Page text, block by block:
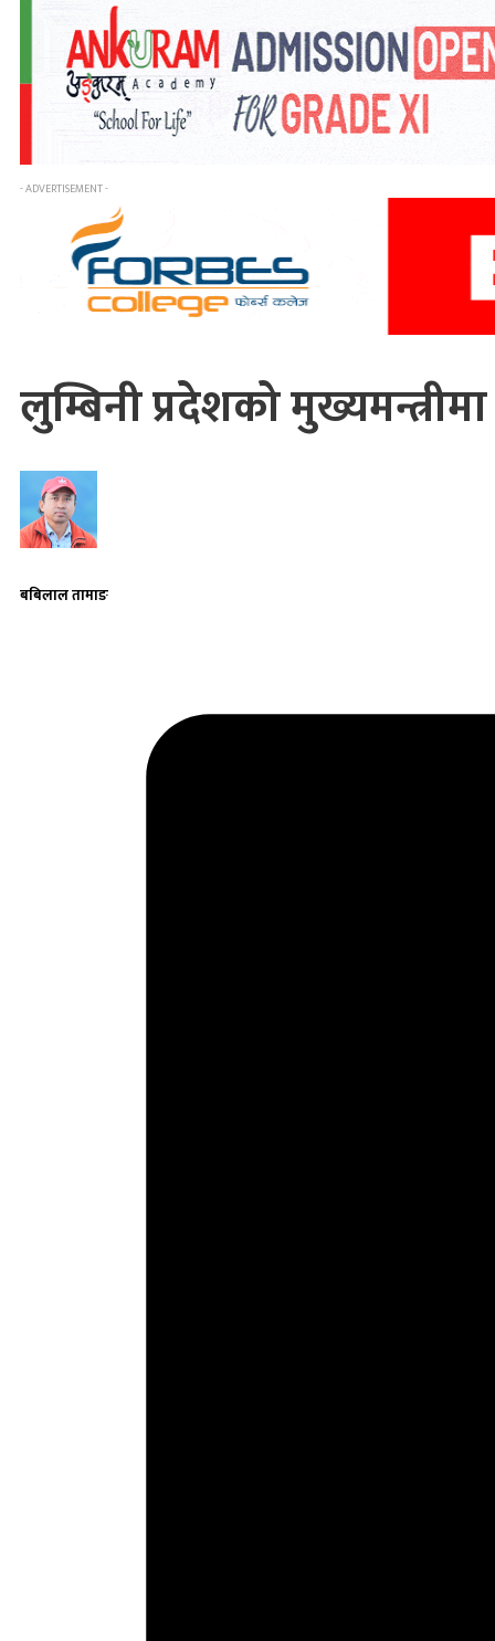
- ADVERTISEMENT -
लुम्बिनी प्रदेशको
बबिलाल तामाङ